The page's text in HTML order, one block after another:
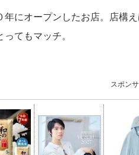
年にオープンしたお店。店構
てもマッチ。
スポン